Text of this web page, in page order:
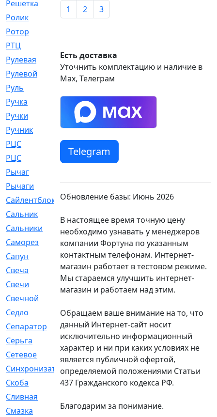
Решетка
[21]
Ролик
[790]
Ротор
РТЦ
Рулевая
[974]
Рулевой
[585]
Руль
Ручка
[29]
Ручки
[3]
Ручник
[11]
РЦC
РЦС
[84]
Рычаг
Рычаги
[3]
Сайлентблок
[4208]
Сальник
Сальники
[123]
Саморез
[23]
Сапун
[33]
Свеча
[457]
Свечи
[272]
Свечной
Седло
[7]
Сепаратор
[6]
Серьга
[27]
Сетевое
Синхронизатор
[1]
Скоба
[4]
Сливная
Смазка
[24]
1 2 3
Есть доставка
Уточнить комплектацию и наличие в
Max, Телеграм
Telegram
Обновление базы: Июнь 2026
В настоящее время точную цену
необходимо узнавать у менеджеров
компании Фортуна по указанным
контактным телефонам. Интернет-
магазин работает в тестовом режиме.
Мы стараемся улучшить интернет-
магазин и работаем над этим.
Обращаем ваше внимание на то, что
данный Интернет-сайт носит
исключительно информационный
характер и ни при каких условиях не
является публичной офертой,
определяемой положениями Статьи
437 Гражданского кодекса РФ.
Благодарим за понимание.